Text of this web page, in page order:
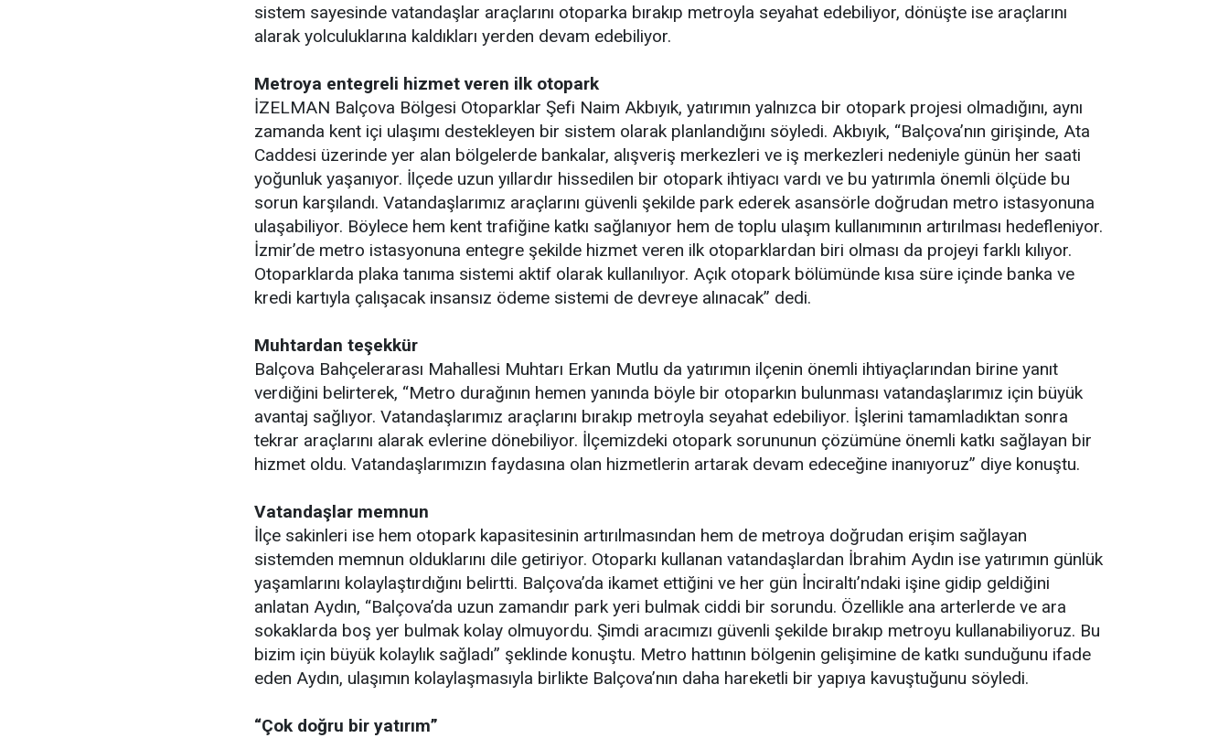
sistem sayesinde vatandaşlar araçlarını otoparka bırakıp metroyla seyahat edebiliyor, dönüşte ise araçlarını
alarak yolculuklarına kaldıkları yerden devam edebiliyor.
Metroya entegreli hizmet veren ilk otopark
İZELMAN Balçova Bölgesi Otoparklar Şefi Naim Akbıyık, yatırımın yalnızca bir otopark projesi olmadığını, aynı
zamanda kent içi ulaşımı destekleyen bir sistem olarak planlandığını söyledi. Akbıyık, “Balçova’nın girişinde, Ata
Caddesi üzerinde yer alan bölgelerde bankalar, alışveriş merkezleri ve iş merkezleri nedeniyle günün her saati
yoğunluk yaşanıyor. İlçede uzun yıllardır hissedilen bir otopark ihtiyacı vardı ve bu yatırımla önemli ölçüde bu
sorun karşılandı. Vatandaşlarımız araçlarını güvenli şekilde park ederek asansörle doğrudan metro istasyonuna
ulaşabiliyor. Böylece hem kent trafiğine katkı sağlanıyor hem de toplu ulaşım kullanımının artırılması hedefleniyor.
İzmir’de metro istasyonuna entegre şekilde hizmet veren ilk otoparklardan biri olması da projeyi farklı kılıyor.
Otoparklarda plaka tanıma sistemi aktif olarak kullanılıyor. Açık otopark bölümünde kısa süre içinde banka ve
kredi kartıyla çalışacak insansız ödeme sistemi de devreye alınacak” dedi.
Muhtardan teşekkür
Balçova Bahçelerarası Mahallesi Muhtarı Erkan Mutlu da yatırımın ilçenin önemli ihtiyaçlarından birine yanıt
verdiğini belirterek, “Metro durağının hemen yanında böyle bir otoparkın bulunması vatandaşlarımız için büyük
avantaj sağlıyor. Vatandaşlarımız araçlarını bırakıp metroyla seyahat edebiliyor. İşlerini tamamladıktan sonra
tekrar araçlarını alarak evlerine dönebiliyor. İlçemizdeki otopark sorununun çözümüne önemli katkı sağlayan bir
hizmet oldu. Vatandaşlarımızın faydasına olan hizmetlerin artarak devam edeceğine inanıyoruz” diye konuştu.
Vatandaşlar memnun
İlçe sakinleri ise hem otopark kapasitesinin artırılmasından hem de metroya doğrudan erişim sağlayan
sistemden memnun olduklarını dile getiriyor. Otoparkı kullanan vatandaşlardan İbrahim Aydın ise yatırımın günlük
yaşamlarını kolaylaştırdığını belirtti. Balçova’da ikamet ettiğini ve her gün İnciraltı’ndaki işine gidip geldiğini
anlatan Aydın, “Balçova’da uzun zamandır park yeri bulmak ciddi bir sorundu. Özellikle ana arterlerde ve ara
sokaklarda boş yer bulmak kolay olmuyordu. Şimdi aracımızı güvenli şekilde bırakıp metroyu kullanabiliyoruz. Bu
bizim için büyük kolaylık sağladı” şeklinde konuştu. Metro hattının bölgenin gelişimine de katkı sunduğunu ifade
eden Aydın, ulaşımın kolaylaşmasıyla birlikte Balçova’nın daha hareketli bir yapıya kavuştuğunu söyledi.
“Çok doğru bir yatırım”